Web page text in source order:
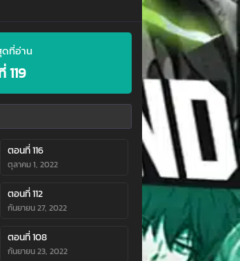
ที่อ่าน
119
ตอนที่ 116
ตุลาคม 1, 2022
ตอนที่ 112
กันยายน 27, 2022
ตอนที่ 108
กันยายน 23, 2022